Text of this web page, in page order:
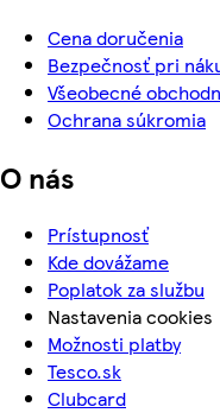
Cena doručenia
Bezpečnosť pri
Všeobecné
Ochrana súkromia
O nás
Prístupnosť
Kde dovážame
Poplatok za službu
Nastavenia cookies
Možnosti platby
Tesco.sk
Clubcard